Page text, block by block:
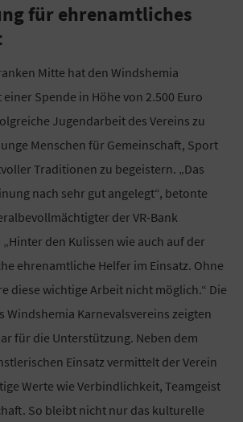
für ehrenamtliches
Mitte hat den Windshemia
Spende in Höhe von 2.500 Euro
Jugendarbeit des Vereins zu
Menschen für Gemeinschaft, Sport
Traditionen zu begeistern. „Das
nach sehr gut angelegt“, betonte
der VR-Bank
den Kulissen wie auch auf der
ehrenamtliche Helfer im Einsatz. Ohne
diese wichtige Arbeit nicht möglich.“ Die
Windshemia Karnevalsvereins zeigten
für die Unterstützung. Neben dem
Einsatz vermittelt der Verein
Werte wie Verbindlichkeit, Teamgeist
So bleibt nicht nur das kulturelle